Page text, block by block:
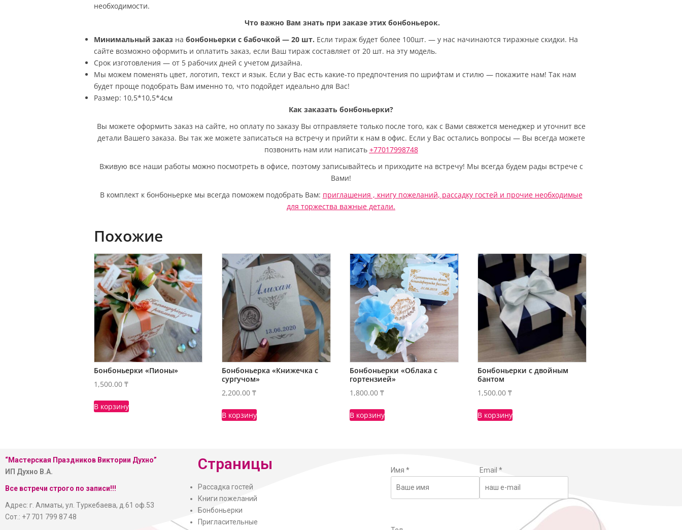
необходимости.
Что важно Вам знать при заказе этих бонбоньерок.
Минимальный заказ на бонбоньерки с бабочкой — 20 шт. Если тираж будет более 100шт. — у нас начинаются тиражные скидки. На
сайте возможно оформить и оплатить заказ, если Ваш тираж составляет от 20 шт. на эту модель.
Срок изготовления — от 5 рабочих дней с учетом дизайна.
Мы можем поменять цвет, логотип, текст и язык. Если у Вас есть какие-то предпочтения по шрифтам и стилю — покажите нам! Так нам
будет проще подобрать Вам именно то, что подойдет идеально для Вас!
Размер: 10,5*10,5*4см
Как заказать бонбоньерки?
Вы можете оформить заказ на сайте, но оплату по заказу Вы отправляете только после того, как с Вами свяжется менеджер и уточнит все
детали Вашего заказа. Вы так же можете записаться на встречу и прийти к нам в офис. Если у Вас остались вопросы — Вы всегда можете
позвонить нам или написать +77017998748
Вживую все наши работы можно посмотреть в офисе, поэтому записывайтесь и приходите на встречу! Мы всегда будем рады встрече с
Вами!
В комплект к бонбоньерке мы всегда поможем подобрать Вам: приглашения , книгу пожеланий, рассадку гостей и прочие необходимые
для торжества важные детали.
Похожие
Бонбоньерки «Пионы»
1,500.00 ₸
В корзину
Бонбоньерка «Книжечка с
сургучом»
2,200.00 ₸
В корзину
Бонбоньерки «Облака с
гортензией»
1,800.00 ₸
В корзину
Бонбоньерки с двойным
бантом
1,500.00 ₸
В корзину
“Мастерская Праздников Виктории Духно”
ИП Духно В.А.
Все встречи строго по записи!!!
Адрес: г. Алматы, ул. Туркебаева, д.61 оф.53
Сот.: +7 701 799 87 48
Страницы
Рассадка гостей
Книги пожеланий
Бонбоньерки
Пригласительные
Имя * Email *